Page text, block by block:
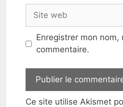
Site
web
Enregistrer mon
commentaire.
Ce site utilise Akismet